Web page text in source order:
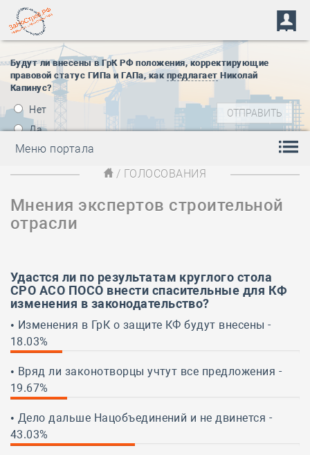
Будут ли внесены в ГрК РФ положения, корректирующие
правовой статус ГИПа и ГАПа, как предлагает Николай
Капинус?
Нет
Да
Меню портала
/ ГОЛОСОВАНИЯ
Мнения экспертов строительной
отрасли
Удастся ли по результатам круглого стола
СРО АСО ПОСО внести спасительные для КФ
изменения в законодательство?
• Изменения в ГрК о защите КФ будут внесены -
18.03%
• Вряд ли законотворцы учтут все предложения -
19.67%
• Дело дальше Нацобъединений и не двинется -
43.03%